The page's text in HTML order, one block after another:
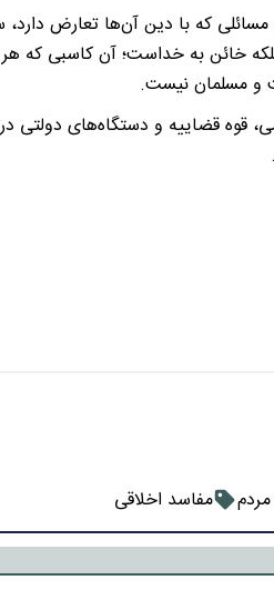
که با دین آن‌ها تعارض دارد،
خائن به خداست؛ آن کاسبی که هر
و مسلمان نیست.
قوه قضاییه و دستگاه‌های دولتی
مفاسد اخلاقی